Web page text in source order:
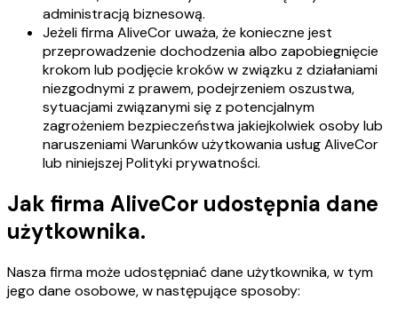
administracją biznesową.
Jeżeli firma AliveCor uważa, że konieczne jest
przeprowadzenie dochodzenia albo zapobiegnięcie
krokom lub podjęcie kroków w związku z działaniami
niezgodnymi z prawem, podejrzeniem oszustwa,
sytuacjami związanymi się z potencjalnym
zagrożeniem bezpieczeństwa jakiejkolwiek osoby lub
naruszeniami Warunków użytkowania usług AliveCor
lub niniejszej Polityki prywatności.
Jak firma AliveCor udostępnia dane
użytkownika.
Nasza firma może udostępniać dane użytkownika, w tym
jego dane osobowe, w następujące sposoby: